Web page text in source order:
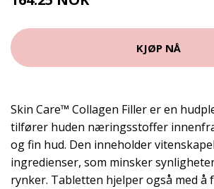
KJØP NÅ
Skin Care™ Collagen Filler er en
tilfører huden næringsstoffer
og fin hud. Den inneholder
ingredienser, som minsker
rynker. Tabletten hjelper også med å